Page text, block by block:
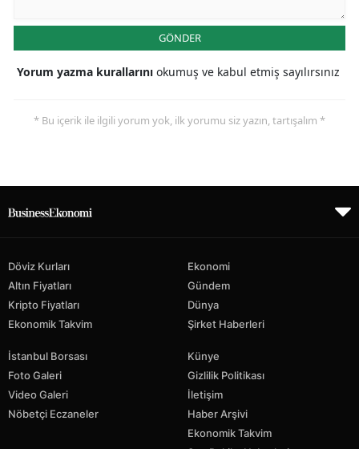
GÖNDER
Yorum yazma kurallarını okumuş ve kabul etmiş sayılırsınız
* Bu içerik ile ilgili yorum yok, ilk yorumu siz yazın, tartışalım *
Döviz Kurları
Altın Fiyatları
Kripto Fiyatları
Ekonomik Takvim
Ekonomi
Gündem
Dünya
Şirket Haberleri
İstanbul Borsası
Foto Galeri
Video Galeri
Nöbetçi Eczaneler
Künye
Gizlilik Politikası
İletişim
Haber Arşivi
Ekonomik Takvim